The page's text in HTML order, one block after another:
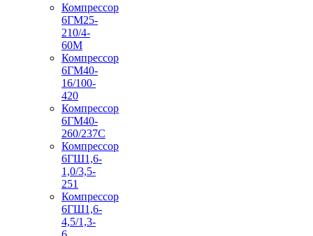
Компрессор
6ГМ25-
210/4-
60М
Компрессор
6ГМ40-
16/100-
420
Компрессор
6ГМ40-
260/237C
Компрессор
6ГШ1,6-
1,0/3,5-
251
Компрессор
6ГШ1,6-
4,5/1,3-